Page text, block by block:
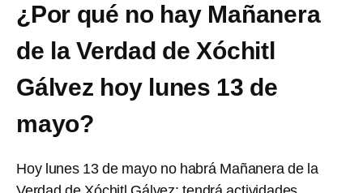
¿Por qué no hay Mañanera
de la Verdad de Xóchitl
Gálvez hoy lunes 13 de
mayo?
Hoy lunes 13 de mayo no habrá Mañanera de la